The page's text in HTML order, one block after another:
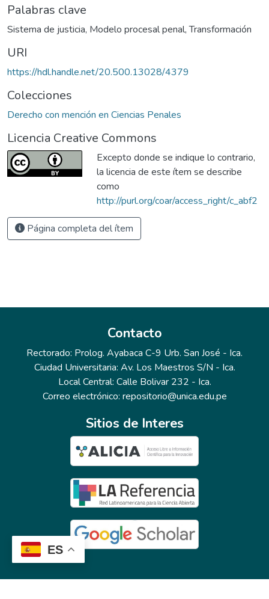
ES
Palabras clave
Sistema de justicia, Modelo procesal penal,Transformación
URI
https://hdl.handle.net/20.500.13028/4379
Colecciones
Derecho con mención en Ciencias Penales
Licencia Creative Commons
Excepto donde se indique lo contrario,
la licencia de este ítem se describe
como
http://purl.org/coar/access_right/c_abf2
Página completa del ítem
Contacto
Rectorado: Prolog. Ayabaca C-9 Urb. San José - Ica.
Ciudad Universitaria: Av. Los Maestros S/N - Ica.
Local Central: Calle Bolivar 232 - Ica.
Correo electrónico: repositorio@unica.edu.pe
Sitios de Interes